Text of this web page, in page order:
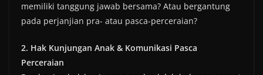
memiliki tanggung jawab bersama? Atau bergantung
pada perjanjian pra- atau pasca-perceraian?
2. Hak Kunjungan Anak & Komunikasi Pasca
Perceraian